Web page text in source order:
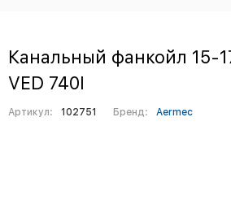
Канальный фанкойл 15-
VED 740I
Артикул: 102751 Бренд: Aermec